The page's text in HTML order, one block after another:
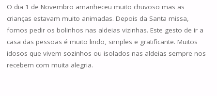
O dia 1 de Novembro amanheceu muito chuvoso mas as
crianças estavam muito animadas. Depois da Santa missa,
fomos pedir os bolinhos nas aldeias vizinhas. Este gesto de ir a
casa das pessoas é muito lindo, simples e gratificante. Muitos
idosos que vivem sozinhos ou isolados nas aldeias sempre nos
recebem com muita alegria.